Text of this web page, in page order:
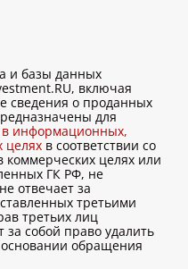
и базы данных
включая
сведения о проданных
для
в информационных,
целях в соответствии со
коммерческих целях или
ГК РФ, не
отвечает за
третьими
третьих лиц
за собой право удалить
обращения